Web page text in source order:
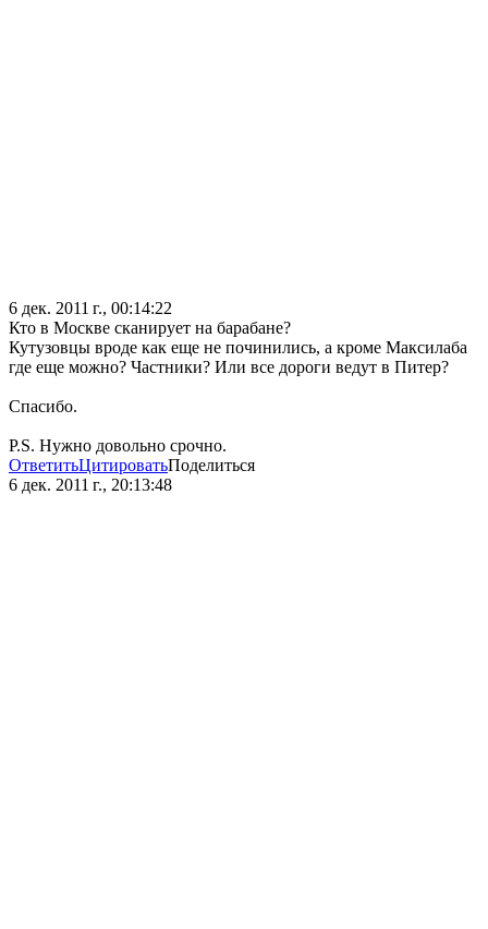
6 дек. 2011 г., 00:14:22
Кто в Москве сканирует на барабане?
Кутузовцы вроде как еще не починились, а кроме Максилаба
где еще можно? Частники? Или все дороги ведут в Питер?
Спасибо.
P.S. Нужно довольно срочно.
ОтветитьЦитироватьПоделиться
6 дек. 2011 г., 20:13:48